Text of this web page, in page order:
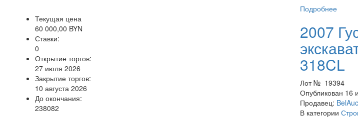
Подробнее
Текущая цена
60 000,00 BYN
Ставки:
0
Открытие торгов:
27 июля 2026
Закрытие торгов:
10 августа 2026
До окончания:
238082
2007
318CL
Лот № 19394
Опубликован 16
Продавец:
В категории